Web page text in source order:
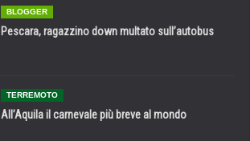
BLOGGER
Pescara, ragazzino down multato sull’autobus
TERREMOTO
All’Aquila il carnevale più breve al mondo